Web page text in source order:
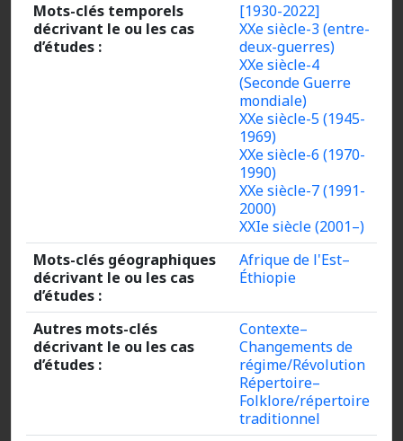
Mots-clés temporels
décrivant le ou les cas
d’études :
[1930-2022]
XXe siècle-3 (entre-
deux-guerres)
XXe siècle-4
(Seconde Guerre
mondiale)
XXe siècle-5 (1945-
1969)
XXe siècle-6 (1970-
1990)
XXe siècle-7 (1991-
2000)
XXIe siècle (2001–)
Mots-clés géographiques
décrivant le ou les cas
d’études :
Afrique de l'Est–
Éthiopie
Autres mots-clés
décrivant le ou les cas
d’études :
Contexte–
Changements de
régime/Révolution
Répertoire–
Folklore/répertoire
traditionnel